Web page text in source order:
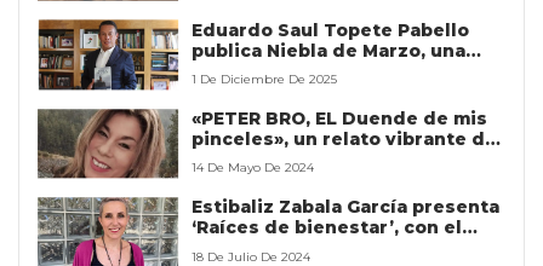
Eduardo Saul Topete Pabello
publica Niebla de Marzo, una
obra que transforma el duelo en
profundamente humana
1 De Diciembre De 2025
«PETER BRO, EL Duende de mis
pinceles», un relato vibrante de
Itziar Vergara Bustamante
sobre arte
14 De Mayo De 2024
Estibaliz Zabala García presenta
‘Raíces de bienestar’, con el
objetivo de revolucionar el
18 De Julio De 2024